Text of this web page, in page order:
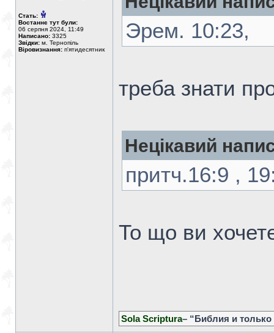
Стать:
Востаннє тут були:
06 серпня 2024, 11:49
Написано: 3325
Звідки: м. Тернопіль
Віровизнання: п'ятидесятник
Эрем. 10:23,
треба знати
Нецікавий
притч.16:9 ,
То що ви
Sola Scriptura– “Библия и